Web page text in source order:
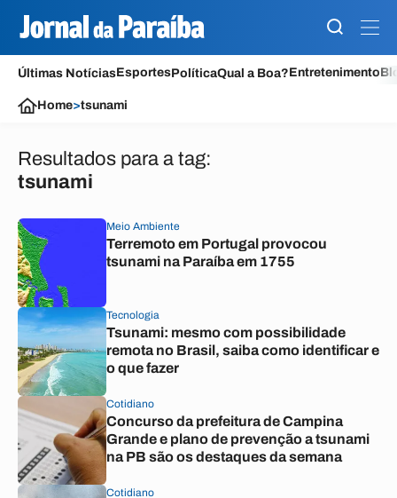
Últimas NotíciasEsportesPolíticaQual a Boa?Entretenimento
Home>tsunami
Resultados para a tag:
tsunami
Meio Ambiente
Terremoto em Portugal provocou
tsunami na Paraíba em 1755
Tecnologia
Tsunami: mesmo com possibilidade
remota no Brasil, saiba como identificar e
o que fazer
Cotidiano
Concurso da prefeitura de Campina
Grande e plano de prevenção a tsunami
na PB são os destaques da semana
Cotidiano